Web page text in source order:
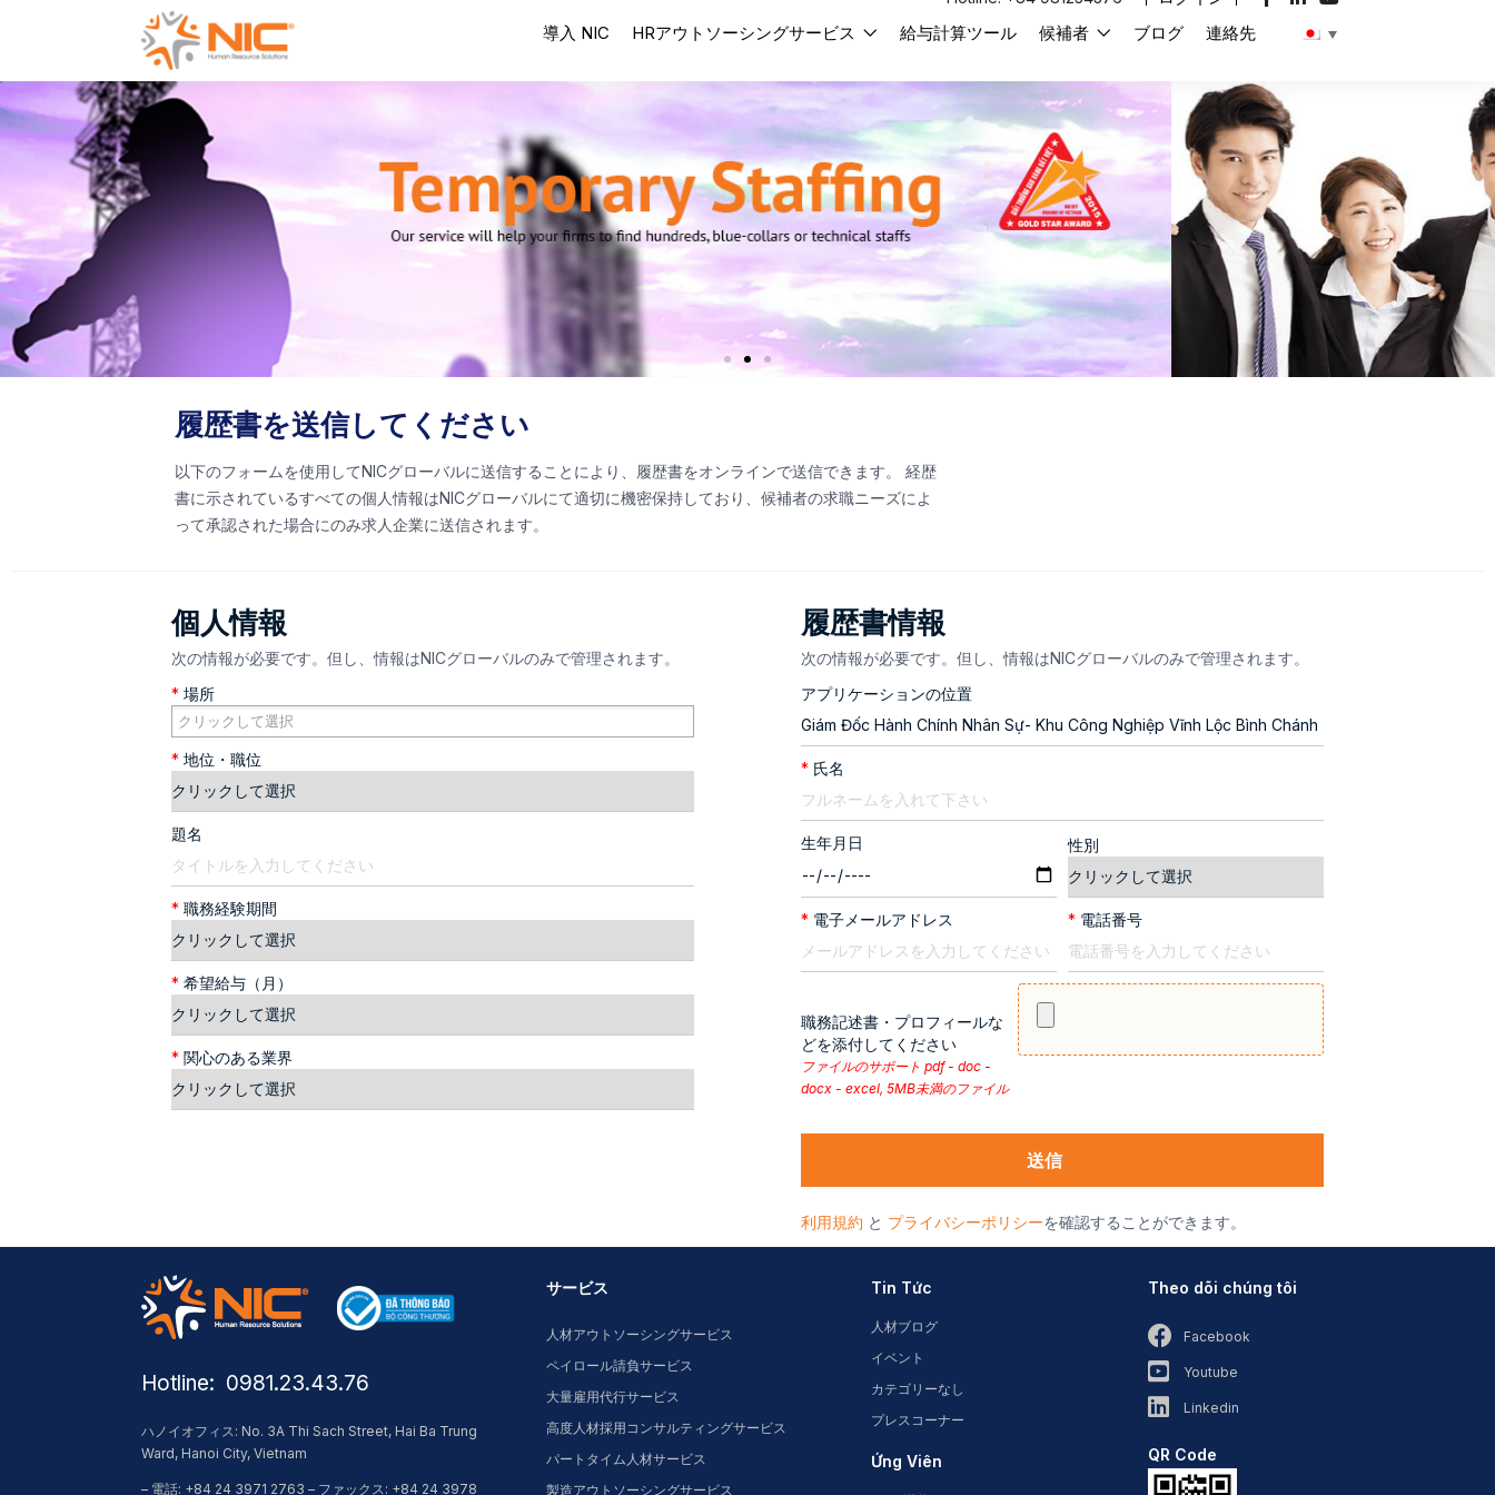
導入 NIC HRアウトソーシングサービス 給与計算ツール 候補者 ブログ 連絡先
履歴書を送信してください
以下のフォームを使用してNICグローバルに送信することにより、履歴書をオンラインで送信できます。 経歴
書に示されているすべての個人情報はNICグローバルにて適切に機密保持しており、候補者の求職ニーズによ
って承認された場合にのみ求人企業に送信されます。
個人情報
次の情報が必要です。但し、情報はNICグローバルのみで管理されます。
* 場所
* 地位・職位
題名
* 職務経験期間
* 希望給与（月）
* 関心のある業界
履歴書情報
次の情報が必要です。但し、情報はNICグローバルのみで管理されます。
アプリケーションの位置
* 氏名
生年月日 性別
* 電子メールアドレス * 電話番号
職務記述書・プロフィールな
どを添付してください
ファイルのサポート pdf - doc -
docx - excel, 5MB未満のファイル
利用規約 と プライバシーポリシーを確認することができます。
Hotline: ​ 0981.23.43.76
ハノイオフィス: No. 3A Thi Sach Street, Hai Ba Trung
Ward, Hanoi City, Vietnam
– 電話: +84 24 3971 2763 – ファックス: +84 24 3978
サービス
人材アウトソーシングサービス
ペイロール請負サービス
大量雇用代行サービス
高度人材採用コンサルティングサービス
パートタイム人材サービス
製造アウトソーシングサービス
Tin Tức
人材ブログ
イベント
カテゴリーなし
プレスコーナー
Ứng Viên
Theo dõi chúng tôi
Facebook
Youtube
Linkedin
QR Code